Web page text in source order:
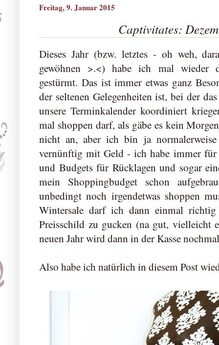
Freitag, 9. Januar 2015
Captivitates:
Dieses Jahr (bzw. letztes - oh weh,
gewöhnen >.<) habe ich mal wieder
gestürmt. Das ist immer etwas ganz
der seltenen Gelegenheiten ist, bei der
unsere Terminkalender koordiniert
mal shoppen darf, als gäbe es kein
nicht an, aber ich bin ja
vernünftig mit Geld - ich habe immer für
und Budgets für Rücklagen und sogar
mein Shoppingbudget schon
unbedingt noch irgendetwas shoppen
Wintersale darf ich dann einmal
Preisschild zu gucken (na gut, vielleicht
neuen Jahr wird dann in der Kasse
Also habe ich natürlich in diesem Post